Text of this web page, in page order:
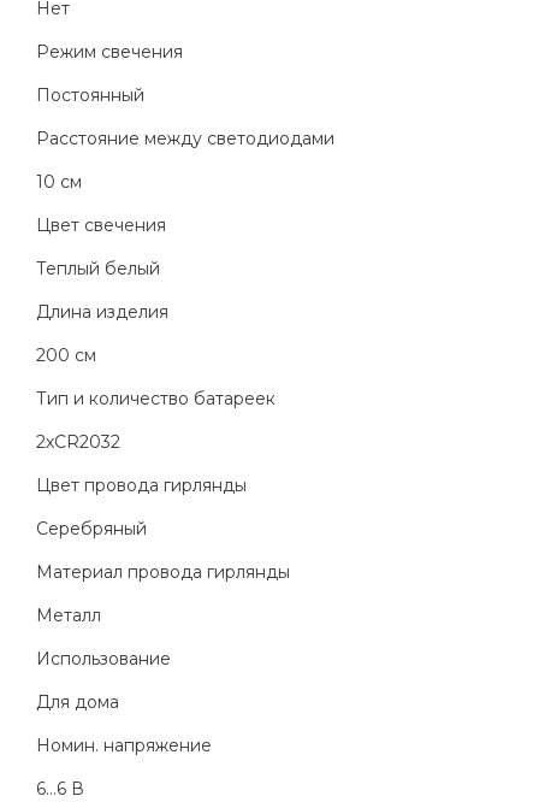
Нет
Режим свечения
Постоянный
Расстояние между светодиодами
10 см
Цвет свечения
Теплый белый
Длина изделия
200 см
Тип и количество батареек
2хCR2032
Цвет провода гирлянды
Серебряный
Материал провода гирлянды
Металл
Использование
Для дома
Номин. напряжение
6...6 В